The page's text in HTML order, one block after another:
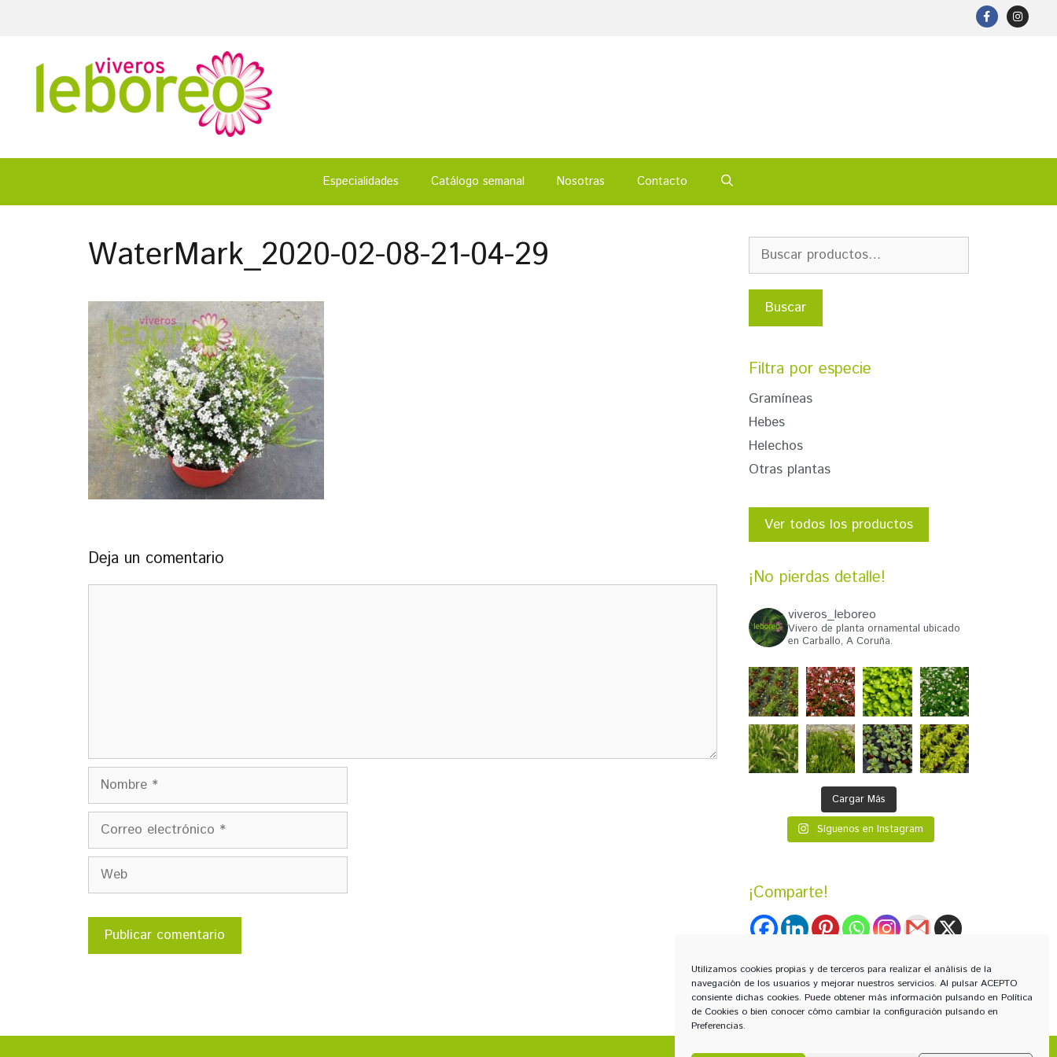
Utilizamos cookies propias y de terceros para realizar el análisis de la
navegación de los usuarios y mejorar nuestros servicios. Al pulsar ACEPTO
consiente dichas cookies. Puede obtener más información pulsando en Política
de Cookies o bien conocer cómo cambiar la configuración pulsando en
Preferencias.
Especialidades Catálogo semanal Nosotras Contacto
WaterMark_2020-02-08-21-04-29
Deja un comentario
Buscar
Filtra por especie
Gramíneas
Hebes
Helechos
Otras plantas
Ver todos los productos
¡No pierdas detalle!
viveros_leboreo
Vivero de planta ornamental ubicado
en Carballo, A Coruña.
Cargar Más
Síguenos en Instagram
¡Comparte!